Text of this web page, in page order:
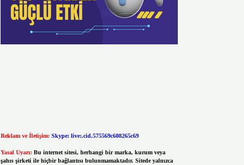
Reklam ve İletişim: Skype: live:.cid.575569c608265c69
Yasal Uyarı: Bu internet sitesi, herhangi bir marka, kurum veya
şahıs şirketi ile hiçbir bağlantısı bulunmamaktadır. Sitede yalnızca